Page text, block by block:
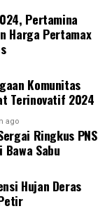
Pertamina
Harga Pertamax
Komunitas
Terinovatif 2024
ago
Ringkus PNS
Sabu
Hujan Deras